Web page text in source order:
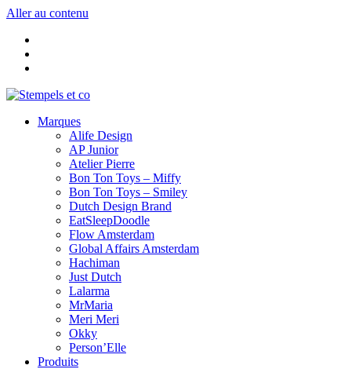
Aller au contenu
Marques
Alife Design
AP Junior
Atelier Pierre
Bon Ton Toys – Miffy
Bon Ton Toys – Smiley
Dutch Design Brand
EatSleepDoodle
Flow Amsterdam
Global Affairs Amsterdam
Hachiman
Just Dutch
Lalarma
MrMaria
Meri Meri
Okky
Person’Elle
Produits